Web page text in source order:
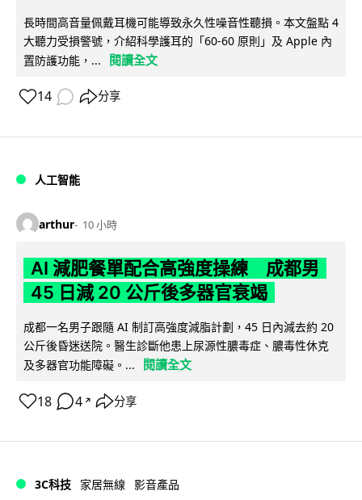
長時間高音量佩戴耳機可能導致永久性噪音性聽損。本文盤點 4
大聽力受損警號，介紹科學護耳的「60-60 原則」及 Apple 內
置防護功能，...
閱讀全文
14 分享
人工智能
arthur 10 小時
AI 減肥餐單配合高強度操練 成都男
45 日減 20 公斤後多器官衰竭
成都一名男子跟隨 AI 制訂高強度減脂計劃，45 日內減去約 20
公斤後昏迷送院。醫生診斷他患上尿源性膿毒症、膿毒性休克
及多器官功能障礙。...
閱讀全文
18 4 ↗ 分享
3C科技 家居無線 影音產品